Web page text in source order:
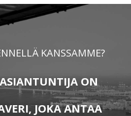
KANSSAMME?
ON
JOKA ANTAA